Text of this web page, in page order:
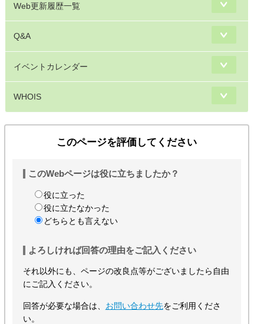
Web更新履歴一覧
Q&A
イベントカレンダー
WHOIS
このページを評価してください
このWebページは役に立ちましたか？
役に立った
役に立たなかった
どちらとも言えない
よろしければ回答の理由をご記入ください
それ以外にも、ページの改良点等がございましたら自由
にご記入ください。
回答が必要な場合は、 お問い合わせ先をご利用くださ
い。